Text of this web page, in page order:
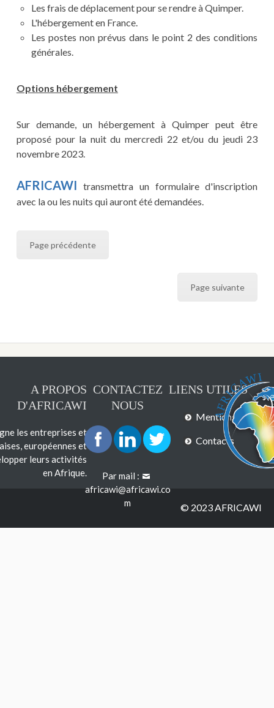
Les frais de déplacement pour se rendre à Quimper.
L'hébergement en France.
Les postes non prévus dans le point 2 des conditions
générales.
Options hébergement
Sur demande, un hébergement à Quimper peut être
proposé pour la nuit du mercredi 22 et/ou du jeudi 23
novembre 2023.
AFRICAWItransmettra un formulaire d'inscription
avec la ou les nuits qui auront été demandées.
Page précédente
Page suivante
A PROPOS
D'AFRICAWI
les entreprises et
européennes et
leurs activités
en Afrique.
CONTACTEZ
NOUS
Par mail :
africawi@africawi.co
m
LIENS UTILES
Mentions légales
Contacts
© 2023 AFRICAWI